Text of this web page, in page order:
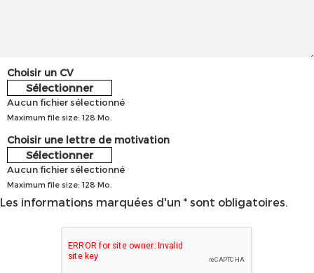
Choisir un CV
Sélectionner
Aucun fichier sélectionné
Maximum file size: 128 Mo.
Choisir une lettre de motivation
Sélectionner
Aucun fichier sélectionné
Maximum file size: 128 Mo.
Les informations marquées d'un * sont obligatoires.